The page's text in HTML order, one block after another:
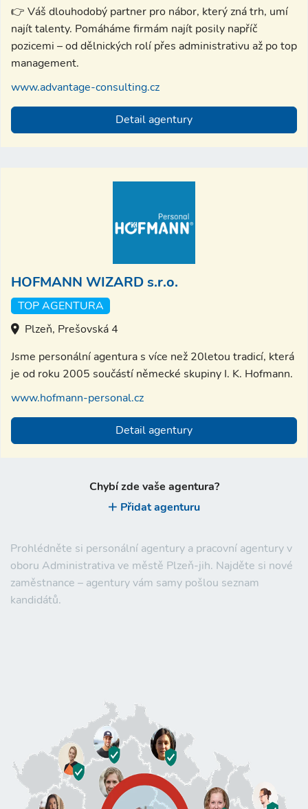
Prohlédněte si personální agentury a pracovní agentury v
oboru Administrativa ve městě Plzeň-jih. Najděte si nové
zaměstnance – agentury vám samy pošlou seznam
kandidátů.
👉 Váš dlouhodobý partner pro nábor, který zná trh, umí
najít talenty. Pomáháme firmám najít posily napříč
pozicemi – od dělnických rolí přes administrativu až po top
management.
www.advantage-consulting.cz
Detail agentury
HOFMANN WIZARD s.r.o.
TOP AGENTURA
Plzeň, Prešovská 4
Jsme personální agentura s více než 20letou tradicí, která
je od roku 2005 součástí německé skupiny I. K. Hofmann.
www.hofmann-personal.cz
Detail agentury
Chybí zde vaše agentura?
Přidat agenturu